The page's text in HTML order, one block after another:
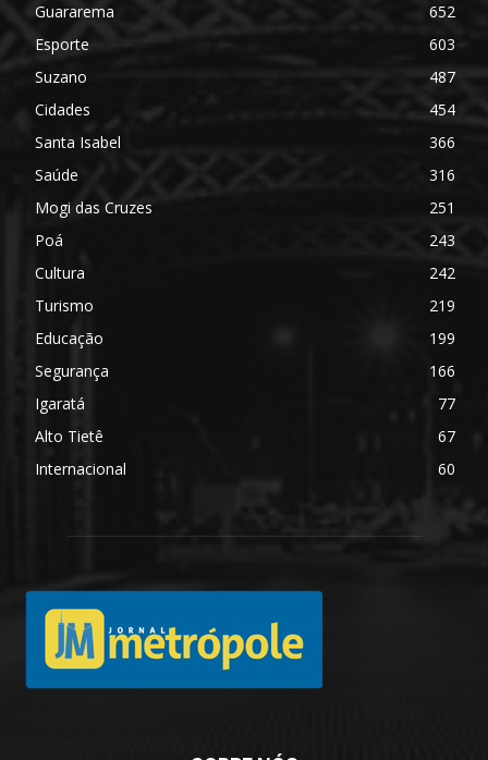
Guararema
652
Esporte
603
Suzano
487
Cidades
454
Santa Isabel
366
Saúde
316
Mogi das Cruzes
251
Poá
243
Cultura
242
Turismo
219
Educação
199
Segurança
166
Igaratá
77
Alto Tietê
67
Internacional
60